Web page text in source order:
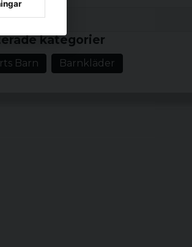
110/116, 122/128, 134/140, 146/
white
produkten för?Den passar dig
ett barn och söker ett plagg som
kategorier
Barn Barnkläder